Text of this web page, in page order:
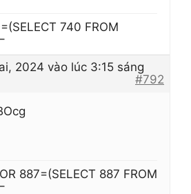
740 FROM
2024 vào lúc 3:15 sáng
#792
887=(SELECT 887 FROM